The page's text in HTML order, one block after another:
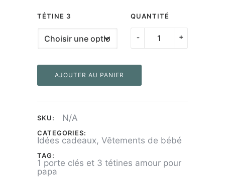
TÉTINE 3 QUANTITÉ
-
quantité
+
AJOUTER AU PANIER
SKU: N/A
CATEGORIES:
Idées cadeaux, Vêtements de bébé
TAG:
1 porte clés et 3 tétines amour pour
papa